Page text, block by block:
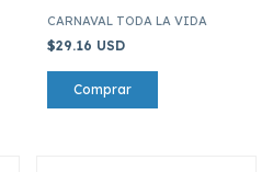
CARNAVAL TODA LA VIDA
$29.16 USD